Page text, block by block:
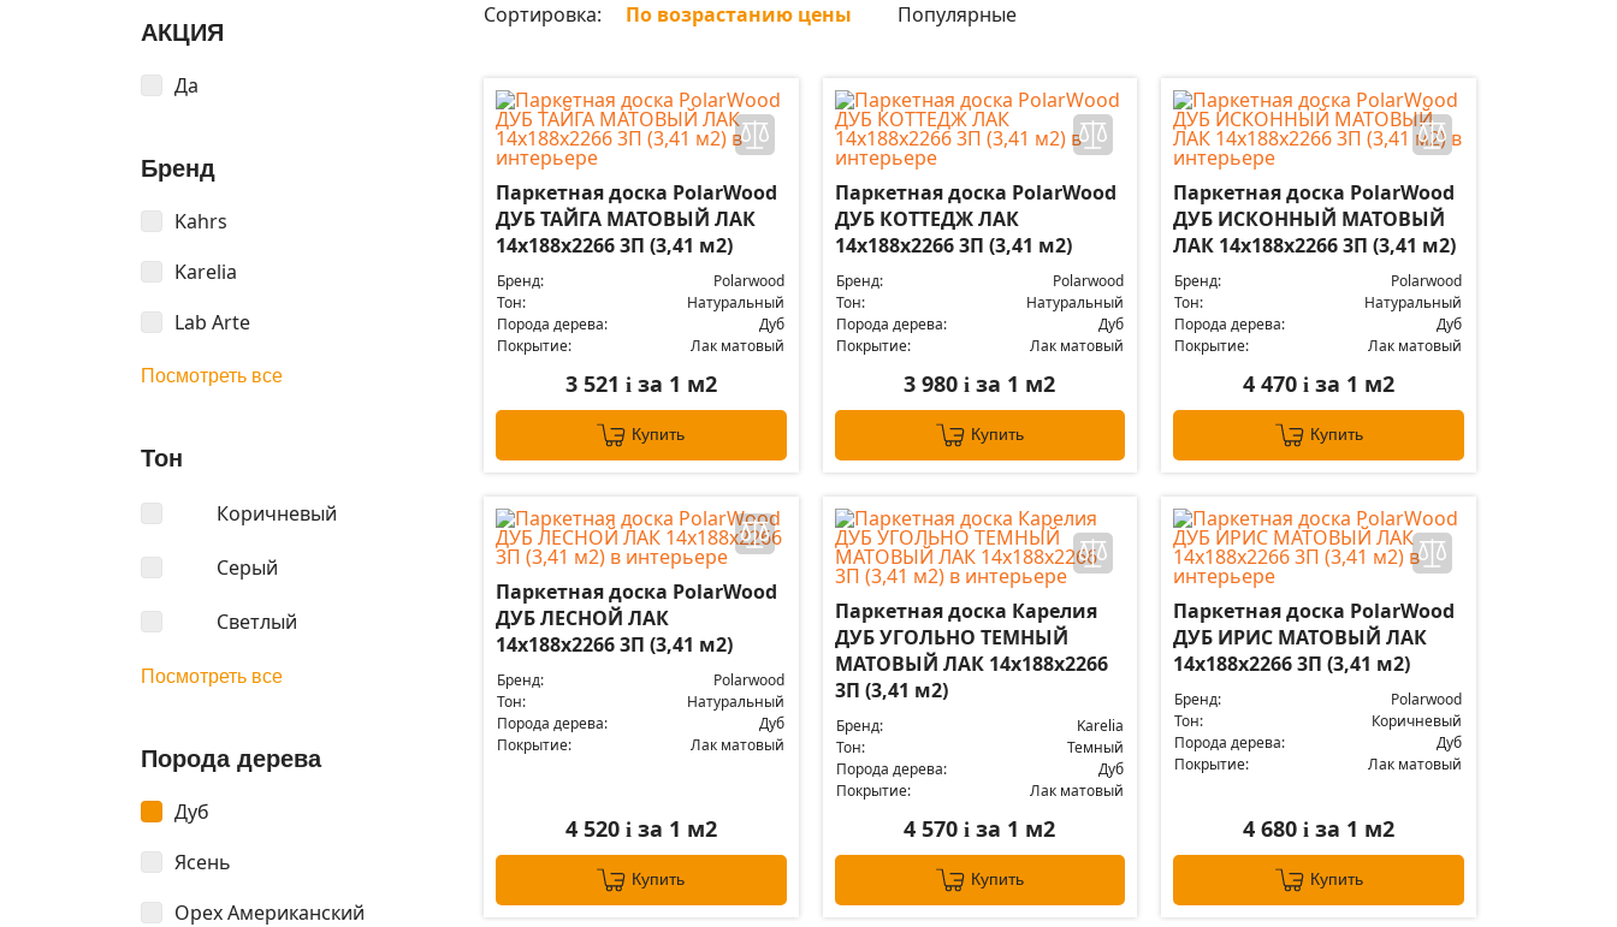
АКЦИЯ
Да
Бренд
Kahrs
Karelia
Lab Arte
Посмотреть все
Тон
Коричневый
Серый
Светлый
Посмотреть все
Порода дерева
Дуб
Ясень
Орех Американский
Сортировка: По возрастанию цены Популярные
Паркетная доска PolarWood
ДУБ ТАЙГА МАТОВЫЙ ЛАК
14x188x2266 3П (3,41 м2)
Бренд:
Polarwood
Тон:
Натуральный
Порода дерева:
Дуб
Покрытие:
Лак матовый
3 521 iза 1 м2
Купить
Паркетная доска PolarWood
ДУБ КОТТЕДЖ ЛАК
14x188x2266 3П (3,41 м2)
Бренд:
Polarwood
Тон:
Натуральный
Порода дерева:
Дуб
Покрытие:
Лак матовый
3 980i за 1 м2
Купить
Паркетная доска PolarWood
ДУБ ИСКОННЫЙ МАТОВЫЙ
ЛАК 14x188x2266 3П (3,41 м2)
Бренд:
Polarwood
Тон:
Натуральный
Порода дерева:
Дуб
Покрытие:
Лак матовый
4 470i за 1 м2
Купить
Паркетная доска PolarWood
ДУБ ЛЕСНОЙ ЛАК
14x188x2266 3П (3,41 м2)
Бренд:
Polarwood
Тон:
Натуральный
Порода дерева:
Дуб
Покрытие:
Лак матовый
4 520 iза 1 м2
Купить
Паркетная доска Карелия
ДУБ УГОЛЬНО ТЕМНЫЙ
МАТОВЫЙ ЛАК 14x188x2266
3П (3,41 м2)
Бренд:
Karelia
Тон:
Темный
Порода дерева:
Дуб
Покрытие:
Лак матовый
4 570i за 1 м2
Купить
Паркетная доска PolarWood
ДУБ ИРИС МАТОВЫЙ ЛАК
14x188x2266 3П (3,41 м2)
Бренд:
Polarwood
Тон:
Коричневый
Порода дерева:
Дуб
Покрытие:
Лак матовый
4 680i за 1 м2
Купить